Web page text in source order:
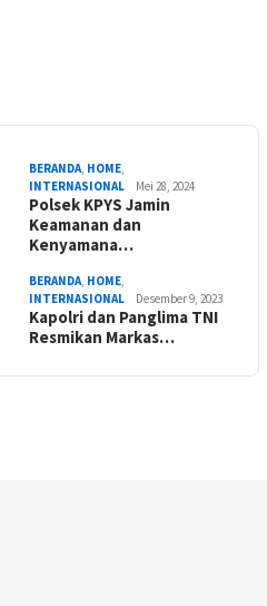
BERANDA, HOME,
INTERNASIONAL
Mei 28, 2024
Polsek KPYS Jamin
Keamanan dan
Kenyamana…
BERANDA, HOME,
INTERNASIONAL
Desember 9, 2023
Kapolri dan Panglima TNI
Resmikan Markas…